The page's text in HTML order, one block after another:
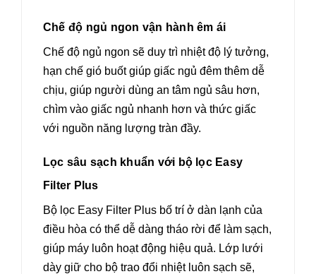
Chế độ ngủ ngon vận hành êm ái
Chế độ ngủ ngon sẽ duy trì nhiệt độ lý tưởng,
hạn chế gió buốt giúp giấc ngủ đêm thêm dễ
chịu, giúp người dùng an tâm ngủ sâu hơn,
chìm vào giấc ngủ nhanh hơn và thức giấc
với nguồn năng lượng tràn đầy.
Lọc sâu sạch khuẩn với bộ lọc Easy
Filter Plus
Bộ lọc Easy Filter Plus bố trí ở dàn lạnh của
điều hòa có thể dễ dàng tháo rời để làm sạch,
giúp máy luôn hoạt động hiệu quả. Lớp lưới
dày giữ cho bộ trao đổi nhiệt luôn sạch sẽ,